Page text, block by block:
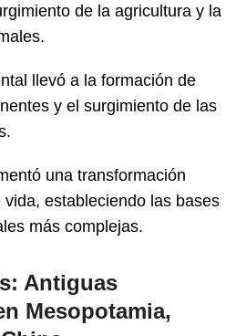
de la agricultura y la
llevó a la formación de
y el surgimiento de las
una transformación
estableciendo las bases
más complejas.
Antiguas
Mesopotamia,